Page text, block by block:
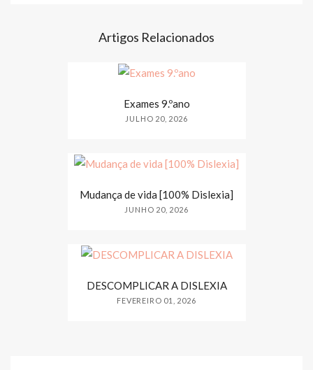
Artigos Relacionados
Exames 9.ºano
JULHO 20, 2026
Mudança de vida [100% Dislexia]
JUNHO 20, 2026
DESCOMPLICAR A DISLEXIA
FEVEREIRO 01, 2026